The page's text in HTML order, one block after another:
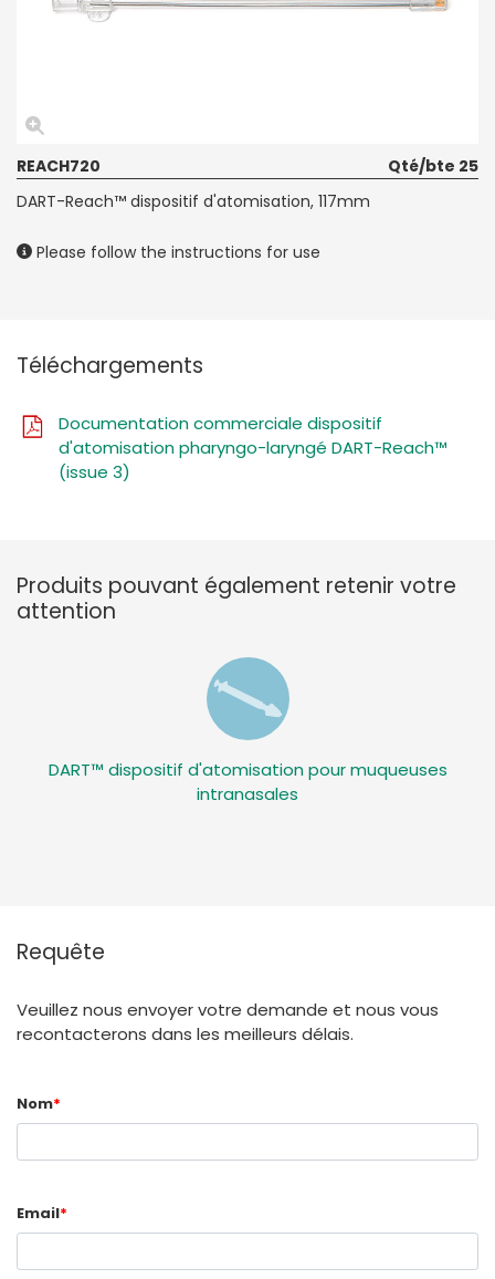
REACH720
Qté/bte 25
DART-Reach™ dispositif d'atomisation, 117mm
Please follow the instructions for use
Téléchargements
Documentation commerciale dispositif
d'atomisation pharyngo-laryngé DART-Reach™
(issue 3)
Produits pouvant également retenir votre
attention
DART™ dispositif d'atomisation pour muqueuses
intranasales
Requête
Veuillez nous envoyer votre demande et nous vous
recontacterons dans les meilleurs délais.
Nom*
Email*